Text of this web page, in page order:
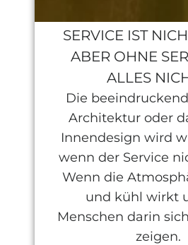
SERVICE IST
ABER OHNE
ALLES
Die
Architektur oder
Innendesign wird
wenn der Service
Wenn die
und kühl wirkt
Menschen darin
zeigen.